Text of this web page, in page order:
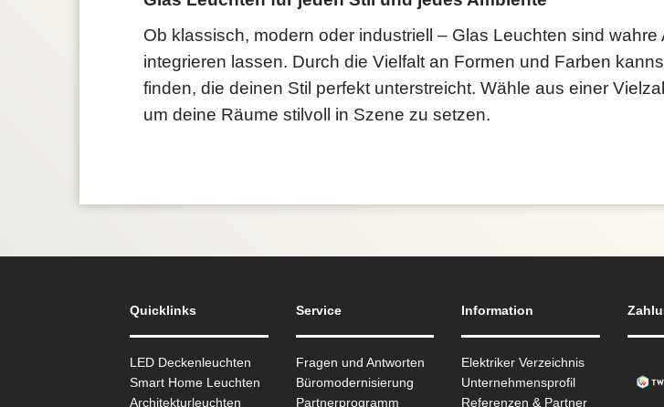
Ob klassisch, modern oder industriell – Glas Leuchten sind
integrieren lassen. Durch die Vielfalt an Formen und Farben
finden, die deinen Stil perfekt unterstreicht. Wähle aus einer
um deine Räume stilvoll in Szene zu setzen.
Quicklinks
LED Deckenleuchten
Smart Home Leuchten
Architekturleuchten
Service
Fragen und Antworten
Büromodernisierung
Partnerprogramm
Information
Elektriker Verzeichnis
Unternehmensprofil
Referenzen & Partner